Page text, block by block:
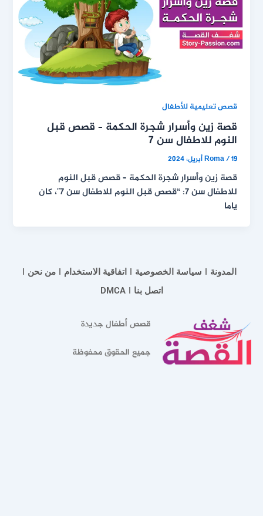
قصص تعليمية للأطفال
قصة زين وأسرار شجرة الحكمة – قصص قبل
النوم للاطفال سن 7
Roma/19 أبريل، 2024
قصة زين وأسرار شجرة الحكمة – قصص قبل النوم
للاطفال سن 7: “قصص قبل النوم للاطفال سن 7″، كان
ياما
المدونة سياسة الخصوصية اتفاقية الاستخدام
من نحن
اتصل بنا
DMCA
قصص أطفال جديدة
جميع الحقوق محفوظة